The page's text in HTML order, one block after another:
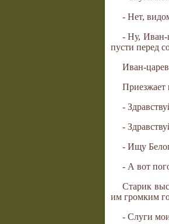
- Нет,
- Ну, Иван-
пусти перед
Иван-
Приезжает
-
-
- Ищу
- А вот
Старик
им громким
- Слуги